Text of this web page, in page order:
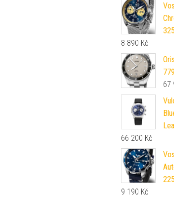
8 890 Kč
67
66 200 Kč
9 190 Kč